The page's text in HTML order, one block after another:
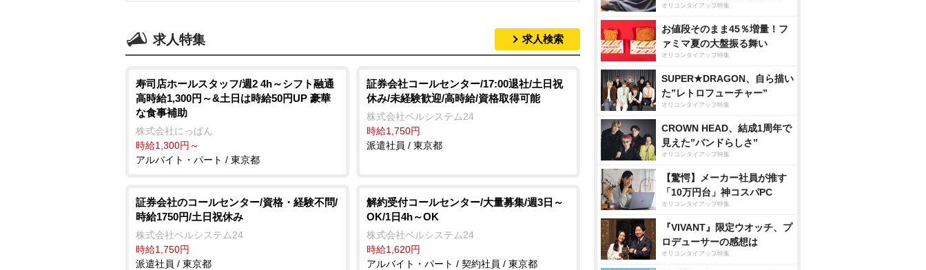
求人特集 求人検索
寿司店ホールスタッフ/週2 4h～シフト融通
高時給1,300円～&土日は時給50円UP 豪華
な食事補助
株式会社にっぱん
時給1,300円～
アルバイト・パート / 東京都
証券会社コールセンター/17:00退社/土日祝
休み/未経験歓迎/高時給/資格取得可能
株式会社ベルシステム24
時給1,750円
派遣社員 / 東京都
証券会社のコールセンター/資格・経験不問/
時給1750円/土日祝休み
株式会社ベルシステム24
時給1,750円
派遣社員 / 東京都
解約受付コールセンター/大量募集/週3日～
OK/1日4h～OK
株式会社ベルシステム24
時給1,620円
アルバイト・パート / 契約社員 / 東京都
オリコンタイアップ特集
お値段そのまま45％増量！フ
ァミマ夏の大盤振る舞い
オリコンタイアップ特集
SUPER★DRAGON、自ら描い
た”レトロフューチャー”
オリコンタイアップ特集
CROWN HEAD、結成1周年で
見えた”バンドらしさ”
オリコンタイアップ特集
【驚愕】メーカー社員が推す
「10万円台」神コスパPC
オリコンタイアップ特集
『VIVANT』限定ウオッチ、プ
ロデューサーの感想は
オリコンタイアップ特集